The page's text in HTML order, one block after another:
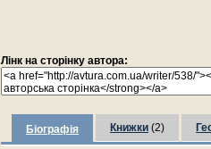
Лінк на сторінку автора:
Біографія Книжки (2)